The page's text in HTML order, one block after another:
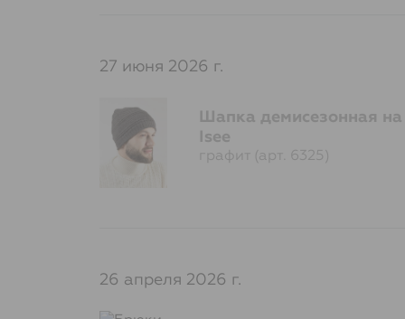
27 июня 2026 г.
Шапка демисезонная
Isee
графит (арт. 6325)
26 апреля 2026 г.